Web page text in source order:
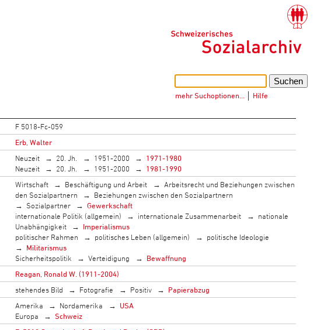
mehr Suchoptionen… Hilfe
F 5018-Fc-059
Erb, Walter
Neuzeit 20. Jh. 1951-2000
1971-1980
Neuzeit
20. Jh. 1951-2000
1981-1990
Wirtschaft Beschäftigung und Arbeit
Arbeitsrecht und Beziehungen zwischen
den Sozialpartnern
Beziehungen zwischen den Sozialpartnern
Sozialpartner
Gewerkschaft
internationale Politik (allgemein)
internationale Zusammenarbeit
nationale
Unabhängigkeit
Imperialismus
politischer Rahmen
politisches Leben (allgemein)
politische Ideologie
Militarismus
Sicherheitspolitik
Verteidigung
Bewaffnung
Reagan, Ronald W. (1911-2004)
stehendes Bild Fotografie Positiv
Papierabzug
Amerika Nordamerika
USA
Europa
Schweiz